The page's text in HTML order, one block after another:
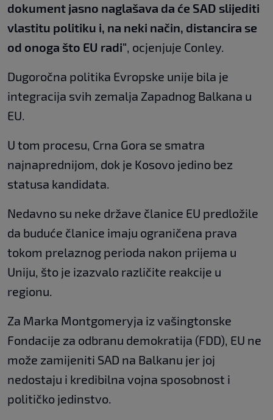
dokument jasno naglašava da će SAD slijediti
vlastitu politiku i, na neki način, distancira se
od onoga što EU radi", ocjenjuje Conley.
Dugoročna politika Evropske unije bila je
integracija svih zemalja Zapadnog Balkana u
EU.
U tom procesu, Crna Gora se smatra
najnaprednijom, dok je Kosovo jedino bez
statusa kandidata.
Nedavno su neke države članice EU predložile
da buduće članice imaju ograničena prava
tokom prelaznog perioda nakon prijema u
Uniju, što je izazvalo različite reakcije u
regionu.
Za Marka Montgomeryja iz vašingtonske
Fondacije za odbranu demokratija (FDD), EU ne
može zamijeniti SAD na Balkanu jer joj
nedostaju i kredibilna vojna sposobnost i
političko jedinstvo.